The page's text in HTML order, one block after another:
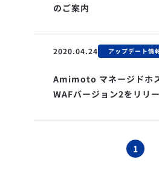
のご案内
2020.04.24 アップデート情
Amimoto マネージドホ
WAFバージョン2をリリ
1